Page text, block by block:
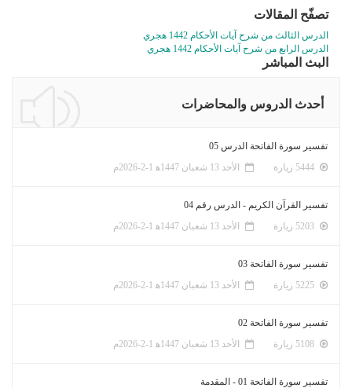
تصفّح المقالات
الدرس الثالث من شرح آيات الأحكام 1442 هجري
الدرس الرابع من شرح آيات الأحكام 1442 هجري
البث المباشر
أحدث الدروس والمحاضرات
تفسير سورة الفاتحة الدرس 05
الأحد 13 شعبان 1447ﻫ 1-2-2026م
تفسير القرآن الكريم - الدرس رقم 04
الأحد 13 شعبان 1447ﻫ 1-2-2026م
تفسير سورة الفاتحة 03
الأحد 13 شعبان 1447ﻫ 1-2-2026م
تفسير سورة الفاتحة 02
الأحد 13 شعبان 1447ﻫ 1-2-2026م
تفسير سورة الفاتحة 01 - المقدمة